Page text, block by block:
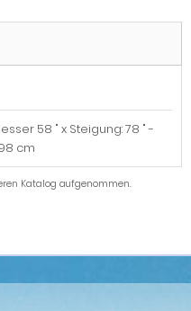
58 " x Steigung: 78 " -
cm
Katalog aufgenommen.